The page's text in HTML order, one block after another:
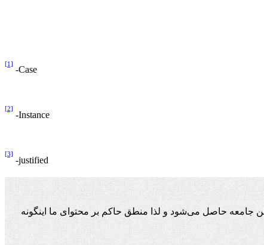
[1]
-Case
[2]
-Instance
[3]
-justified
حاصل می‌شود و لذا منطق حاکم بر محتوای ما اینگونه